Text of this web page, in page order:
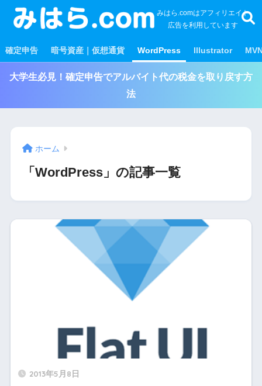
みはら.comはアフィリエイト
広告を利用しています
確定申告 暗号資産｜仮想通貨 WordPress Illustrator
大学生必見！確定申告でアルバイト代の税金を取り戻す方
法
ホーム
「WordPress」の記事一覧
2013年5月8日